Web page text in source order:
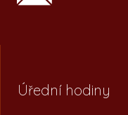
Úřední hodiny